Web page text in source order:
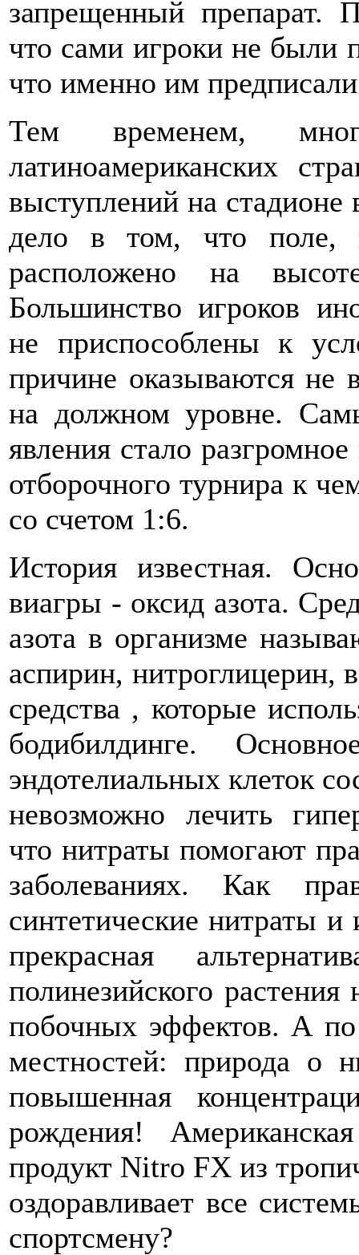
запрещенный препарат.
что сами игроки не были
что именно им
Тем временем,
латиноамериканских
выступлений на
дело в том, что поле,
расположено на
Большинство игроков
не приспособлены к
причине оказываются не
на должном уровне.
явления стало
отборочного турнира к
со счетом 1:6.
История известная.
виагры - оксид азота.
азота в организме
аспирин, нитроглицерин,
средства , которые
бодибилдинге.
эндотелиальных клеток
невозможно лечить
что нитраты помогают
заболеваниях. Как
синтетические нитраты
прекрасная
полинезийского
побочных эффектов. А
местностей: природа о
повышенная
рождения!
продукт Nitro FX из
оздоравливает все
спортсмену?